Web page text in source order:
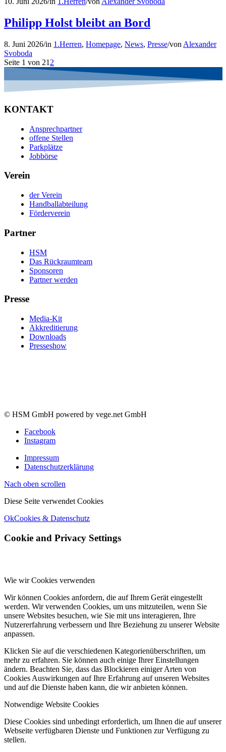
Philipp Holst bleibt an Bord
8. Juni 2026/in 1.Herren, Homepage, News, Presse/von Alexander
Svoboda
Seite 1 von 21 2
KONTAKT
Ansprechpartner
offene Stellen
Parkplätze
Jobbörse
Verein
der Verein
Handballabteilung
Förderverein
Partner
HSM
Das Rückraumteam
Sponsoren
Partner werden
Presse
Media-Kit
Akkreditierung
Downloads
Presseshow
© HSM GmbH powered by vege.net GmbH
Facebook
Instagram
Impressum
Datenschutzerklärung
Nach oben scrollen
Diese Seite verwendet Cookies
OkCookies & Datenschutz
Cookie and Privacy Settings
Wie wir Cookies verwenden
Wir können Cookies anfordern, die auf Ihrem Gerät eingestellt
werden. Wir verwenden Cookies, um uns mitzuteilen, wenn Sie
unsere Websites besuchen, wie Sie mit uns interagieren, Ihre
Nutzererfahrung verbessern und Ihre Beziehung zu unserer Website
anpassen.
Klicken Sie auf die verschiedenen Kategorienüberschriften, um
mehr zu erfahren. Sie können auch einige Ihrer Einstellungen
ändern. Beachten Sie, dass das Blockieren einiger Arten von
Cookies Auswirkungen auf Ihre Erfahrung auf unseren Websites
und auf die Dienste haben kann, die wir anbieten können.
Notwendige Website Cookies
Diese Cookies sind unbedingt erforderlich, um Ihnen die auf unserer
Webseite verfügbaren Dienste und Funktionen zur Verfügung zu
stellen.